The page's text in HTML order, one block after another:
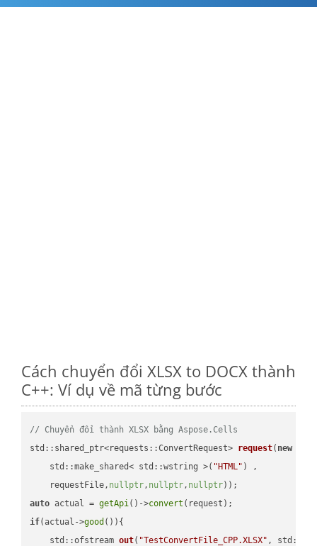
Cách chuyển đổi XLSX to DOCX thành
C++: Ví dụ về mã từng bước
// Chuyển đổi thành XLSX bằng Aspose.Cells
std::shared_ptr<requests::ConvertRequest> request( new
    std::make_shared< std::wstring >(
"HTML" ) ,
    requestFile,
nullptr, nullptr, nullptr))
auto actual = getApi()->convert
if(actual->good ()){
std::ofstream out( "TestConvertFile_CPP.XLSX" ,